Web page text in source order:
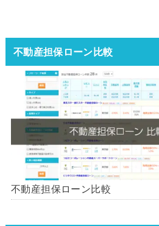
不動産担保ローン比較
不動産担保ローン比較